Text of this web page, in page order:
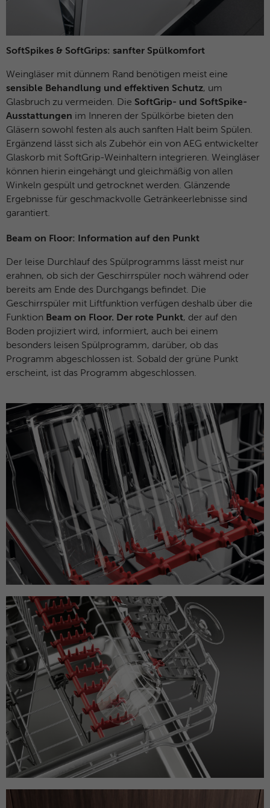
SoftSpikes & SoftGrips: sanfter Spülkomfort
Weingläser mit dünnem Rand benötigen meist eine
sensible Behandlung und effektiven Schutz, um
Glasbruch zu vermeiden. Die SoftGrip- und SoftSpike-
Ausstattungen im Inneren der Spülkörbe bieten den
Gläsern sowohl festen als auch sanften Halt beim Spülen.
Ergänzend lässt sich als Zubehör ein von AEG entwickelter
Glaskorb mit SoftGrip-Weinhaltern integrieren. Weingläser
können hierin eingehängt und gleichmäßig von allen
Winkeln gespült und getrocknet werden. Glänzende
Ergebnisse für geschmackvolle Getränkeerlebnisse sind
garantiert.
Beam on Floor: Information auf den Punkt
Der leise Durchlauf des Spülprogramms lässt meist nur
erahnen, ob sich der Geschirrspüler noch während oder
bereits am Ende des Durchgangs befindet. Die
Geschirrspüler mit Liftfunktion verfügen deshalb über die
Funktion Beam on Floor. Der rote Punkt, der auf den
Boden projiziert wird, informiert, auch bei einem
besonders leisen Spülprogramm, darüber, ob das
Programm abgeschlossen ist. Sobald der grüne Punkt
erscheint, ist das Programm abgeschlossen.